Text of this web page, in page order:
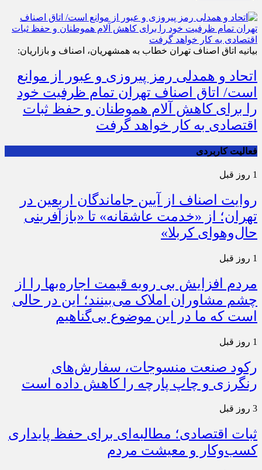
بیانیه اتاق اصناف تهران خطاب به همشهریان، اصناف و بازاریان:
اتحاد و همدلی رمز پیروزی و عبور از موانع
است/ اتاق اصناف تهران تمام ظرفیت خود
را برای کاهش آلام هموطنان و حفظ ثبات
اقتصادی به کار خواهد گرفت
فعالیت کاربردی
1 روز قبل
روایت اصناف از آیین جاماندگان اربعین در
تهران؛ از «خدمت عاشقانه» تا «بازآفرینی
حال‌وهوای کربلا»
1 روز قبل
مردم افزایش بی رویه قیمت اجاره‌بها را از
چشم مشاوران املاک می‌بینند؛ این در حالی
است که ما در این موضوع بی‌گناهیم
1 روز قبل
رکود صنعت منسوجات، سفارش‌های
رنگرزی و چاپ پارچه را کاهش داده است
3 روز قبل
ثبات اقتصادی؛ مطالبه‌ای برای حفظ پایداری
کسب‌وکار و معیشت مردم